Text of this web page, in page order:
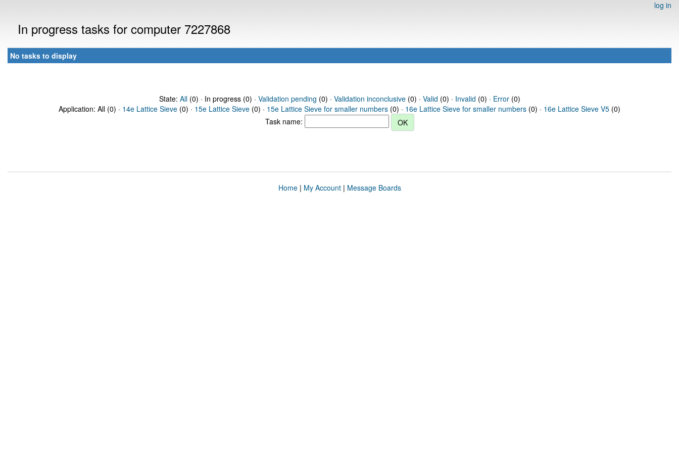
log in
In progress tasks for computer 7227868
No tasks to display
State: All(0) · In progress (0) · Validation pending (0) · Validation inconclusive(0) · Valid (0) · Invalid (0) · Error(0)
Application: All (0) · 14e Lattice Sieve (0) · 15e Lattice Sieve (0) · 15e Lattice Sieve for smaller numbers (0) · 16e Lattice Sieve for smaller numbers (0) · 16e Lattice Sieve V5 (0)
Task name:
Home| My Account| Message Boards